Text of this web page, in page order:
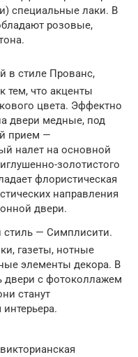
специальные лаки. В
розовые,
в стиле Прованс,
тем, что акценты
цвета. Эффектно
двери медные, под
прием —
налет на основной
золотистого
флористическая
направления
двери.
— Симплисити.
газеты, нотные
элементы декора. В
двери с фотоколлажем
станут